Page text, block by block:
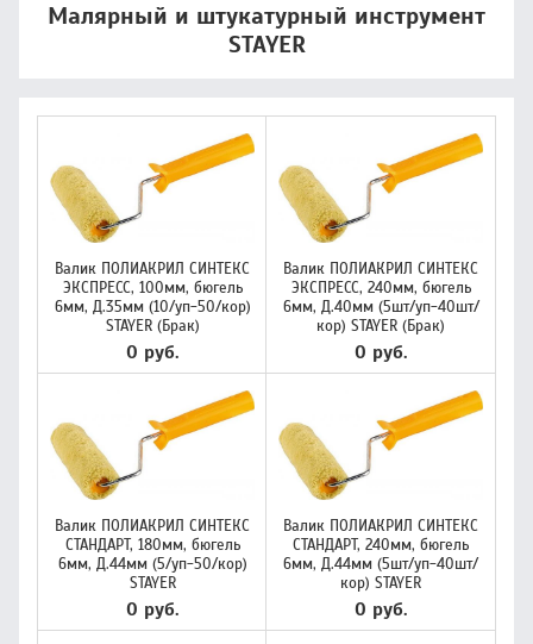
Малярный и штукатурный инструмент
STAYER
Валик ПОЛИАКРИЛ СИНТЕКС
ЭКСПРЕСС, 100мм, бюгель
6мм, Д.35мм (10/уп-50/кор)
STAYER (Брак)
0 руб.
Валик ПОЛИАКРИЛ СИНТЕКС
ЭКСПРЕСС, 240мм, бюгель
6мм, Д.40мм (5шт/уп-40шт/
кор) STAYER (Брак)
0 руб.
Валик ПОЛИАКРИЛ СИНТЕКС
СТАНДАРТ, 180мм, бюгель
6мм, Д.44мм (5/уп-50/кор)
STAYER
0 руб.
Валик ПОЛИАКРИЛ СИНТЕКС
СТАНДАРТ, 240мм, бюгель
6мм, Д.44мм (5шт/уп-40шт/
кор) STAYER
0 руб.